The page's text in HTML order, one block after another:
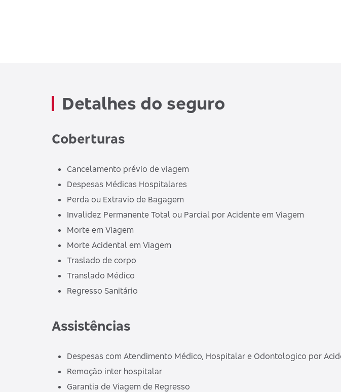
Detalhes do seguro
Coberturas
Cancelamento prévio de viagem
Despesas Médicas Hospitalares
Perda ou Extravio de Bagagem
Invalidez Permanente Total ou Parcial por Acidente em Viagem
Morte em Viagem
Morte Acidental em Viagem
Traslado de corpo
Translado Médico
Regresso Sanitário
Assistências
Despesas com Atendimento Médico, Hospitalar e Odontologico por
Remoção inter hospitalar
Garantia de Viagem de Regresso